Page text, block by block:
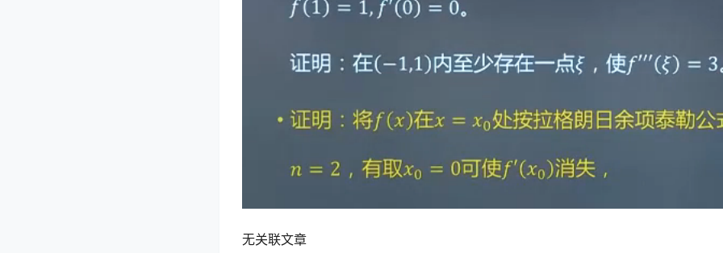
无关联文章